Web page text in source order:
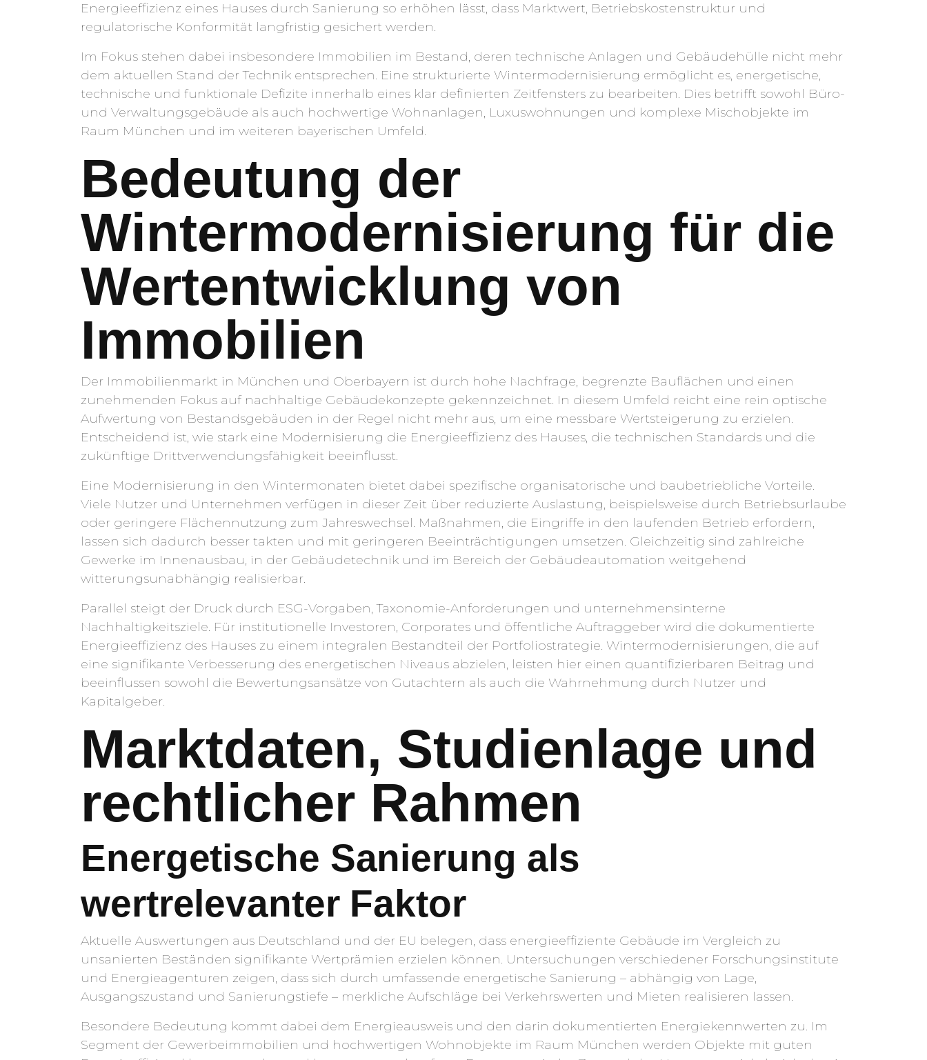
Energieeffizienz eines Hauses durch Sanierung so erhöhen lässt, dass Marktwert, Betriebskostenstruktur und
regulatorische Konformität langfristig gesichert werden.
Im Fokus stehen dabei insbesondere Immobilien im Bestand, deren technische Anlagen und Gebäudehülle nicht mehr
dem aktuellen Stand der Technik entsprechen. Eine strukturierte Wintermodernisierung ermöglicht es, energetische,
technische und funktionale Defizite innerhalb eines klar definierten Zeitfensters zu bearbeiten. Dies betrifft sowohl Büro-
und Verwaltungsgebäude als auch hochwertige Wohnanlagen, Luxuswohnungen und komplexe Mischobjekte im
Raum München und im weiteren bayerischen Umfeld.
Bedeutung der
Wintermodernisierung für die
Wertentwicklung von
Immobilien
Der Immobilienmarkt in München und Oberbayern ist durch hohe Nachfrage, begrenzte Bauflächen und einen
zunehmenden Fokus auf nachhaltige Gebäudekonzepte gekennzeichnet. In diesem Umfeld reicht eine rein optische
Aufwertung von Bestandsgebäuden in der Regel nicht mehr aus, um eine messbare Wertsteigerung zu erzielen.
Entscheidend ist, wie stark eine Modernisierung die Energieeffizienz des Hauses, die technischen Standards und die
zukünftige Drittverwendungsfähigkeit beeinflusst.
Eine Modernisierung in den Wintermonaten bietet dabei spezifische organisatorische und baubetriebliche Vorteile.
Viele Nutzer und Unternehmen verfügen in dieser Zeit über reduzierte Auslastung, beispielsweise durch Betriebsurlaube
oder geringere Flächennutzung zum Jahreswechsel. Maßnahmen, die Eingriffe in den laufenden Betrieb erfordern,
lassen sich dadurch besser takten und mit geringeren Beeinträchtigungen umsetzen. Gleichzeitig sind zahlreiche
Gewerke im Innenausbau, in der Gebäudetechnik und im Bereich der Gebäudeautomation weitgehend
witterungsunabhängig realisierbar.
Parallel steigt der Druck durch ESG-Vorgaben, Taxonomie-Anforderungen und unternehmensinterne
Nachhaltigkeitsziele. Für institutionelle Investoren, Corporates und öffentliche Auftraggeber wird die dokumentierte
Energieeffizienz des Hauses zu einem integralen Bestandteil der Portfoliostrategie. Wintermodernisierungen, die auf
eine signifikante Verbesserung des energetischen Niveaus abzielen, leisten hier einen quantifizierbaren Beitrag und
beeinflussen sowohl die Bewertungsansätze von Gutachtern als auch die Wahrnehmung durch Nutzer und
Kapitalgeber.
Marktdaten, Studienlage und
rechtlicher Rahmen
Energetische Sanierung als
wertrelevanter Faktor
Aktuelle Auswertungen aus Deutschland und der EU belegen, dass energieeffiziente Gebäude im Vergleich zu
unsanierten Beständen signifikante Wertprämien erzielen können. Untersuchungen verschiedener Forschungsinstitute
und Energieagenturen zeigen, dass sich durch umfassende energetische Sanierung – abhängig von Lage,
Ausgangszustand und Sanierungstiefe – merkliche Aufschläge bei Verkehrswerten und Mieten realisieren lassen.
Besondere Bedeutung kommt dabei dem Energieausweis und den darin dokumentierten Energiekennwerten zu. Im
Segment der Gewerbeimmobilien und hochwertigen Wohnobjekte im Raum München werden Objekte mit guten